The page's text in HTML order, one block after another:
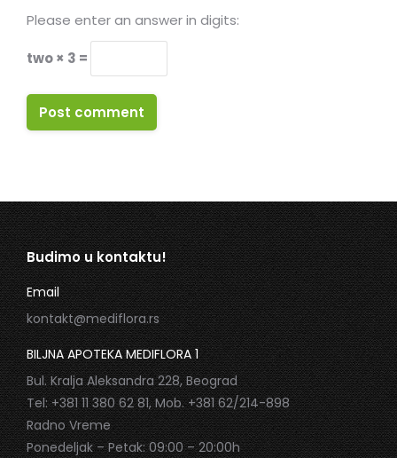
Please enter an answer in digits:
two × 3 =
Post comment
Budimo u kontaktu!
Email
kontakt@mediflora.rs
BILJNA APOTEKA MEDIFLORA 1
Bul. Kralja Aleksandra 228, Beograd
Tel: +381 11 380 62 81, Mob. +381 62/214-898
Radno Vreme
Ponedeljak – Petak: 09:00 – 20:00h